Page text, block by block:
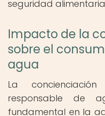
seguridad
Impacto de la
sobre el
agua
La
responsable de
fundamental en la